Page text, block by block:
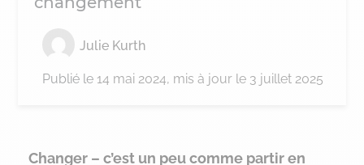
Julie Kurth
Publié le 14 mai 2024, mis à jour le 3 juillet 2025
Changer – c’est un peu comme partir en